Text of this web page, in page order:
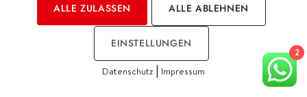
2
ALLE ZULASSEN ALLE ABLEHNEN
EINSTELLUNGEN
Datenschutz | Impressum